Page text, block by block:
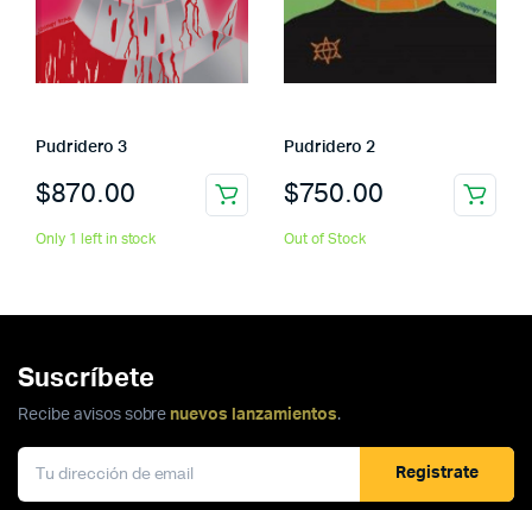
Pudridero 3
$870.00
Only 1 left in stock
Pudridero 2
$750.00
Out of Stock
Suscríbete
Recibe avisos sobre nuevos lanzamientos.
Registrate